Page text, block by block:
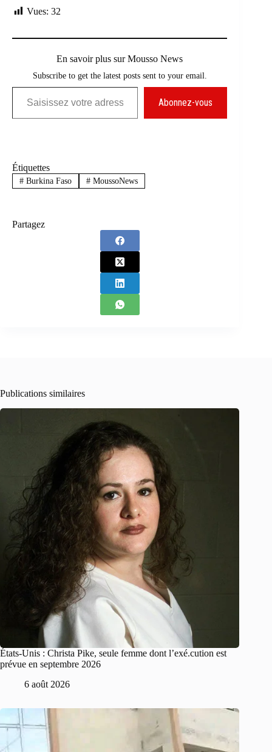
Vues: 32
En savoir plus sur Mousso News
Subscribe to get the latest posts sent to your email.
Saisissez votre adresse e-mail…
Abonnez-vous
Étiquettes
#Burkina Faso #MoussoNews
Partagez
Publications similaires
États-Unis : Christa Pike, seule femme dont l’exé.cution est
prévue en septembre 2026
6 août 2026